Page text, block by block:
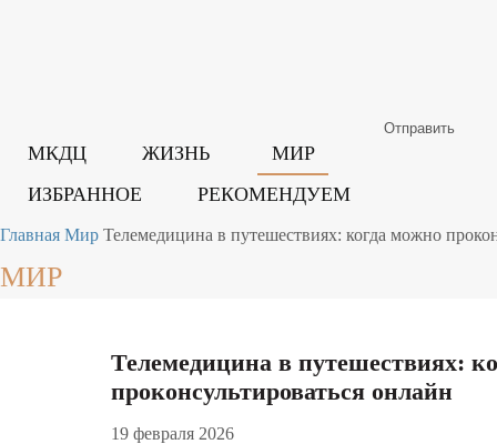
МКДЦ ЖИЗНЬ
МИР
ИЗБРАННОЕ
РЕКОМЕНДУЕМ
Главная Мир Телемедицина в путешествиях: когда можно
МИР
Телемедицина в путешествиях:
проконсультироваться онлайн
19 февраля 2026
Отправить